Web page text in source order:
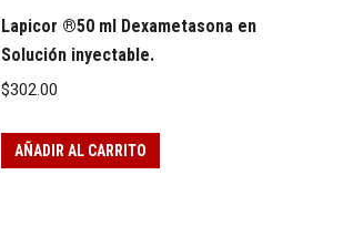
Lapicor ®50 ml Dexametasona en
Solución inyectable.
$302.00
AÑADIR AL CARRITO